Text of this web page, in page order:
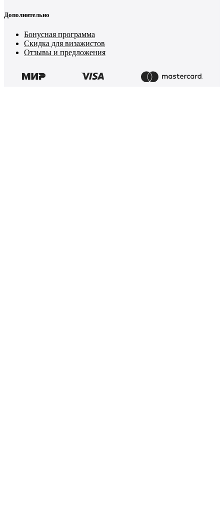
Дополнительно
Бонусная программа
Скидка для визажистов
Отзывы и предложения